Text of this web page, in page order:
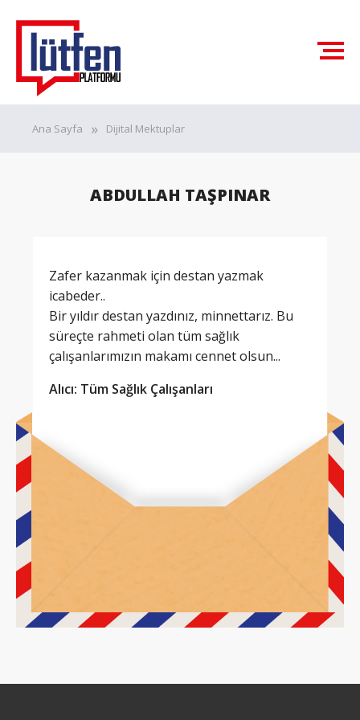
Ana Sayfa Dijital Mektuplar
ABDULLAH TAŞPINAR
Zafer kazanmak için destan yazmak
icabeder..
Bir yıldır destan yazdınız, minnettarız. Bu
süreçte rahmeti olan tüm sağlık
çalışanlarımızın makamı cennet olsun...
Alıcı: Tüm Sağlık Çalışanları